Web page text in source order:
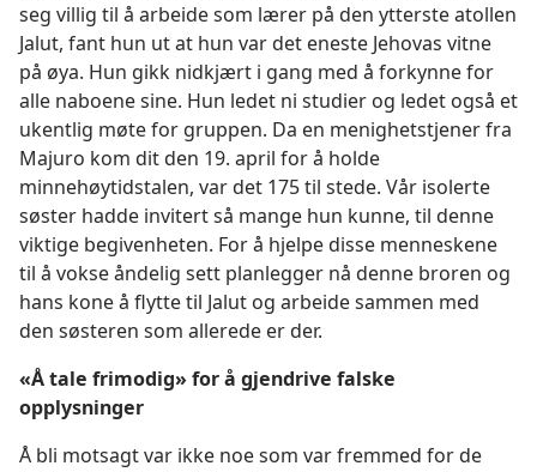
seg villig til å arbeide som lærer på den ytterste atollen
Jalut, fant hun ut at hun var det eneste Jehovas vitne
på øya. Hun gikk nidkjært i gang med å forkynne for
alle naboene sine. Hun ledet ni studier og ledet også et
ukentlig møte for gruppen. Da en menighetstjener fra
Majuro kom dit den 19. april for å holde
minnehøytidstalen, var det 175 til stede. Vår isolerte
søster hadde invitert så mange hun kunne, til denne
viktige begivenheten. For å hjelpe disse menneskene
til å vokse åndelig sett planlegger nå denne broren og
hans kone å flytte til Jalut og arbeide sammen med
den søsteren som allerede er der.
«Å tale frimodig» for å gjendrive falske
opplysninger
Å bli motsagt var ikke noe som var fremmed for de